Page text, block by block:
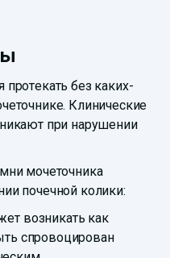
без каких-
Клинические
при нарушении
мочеточника
почечной колики:
возникать как
спровоцирован